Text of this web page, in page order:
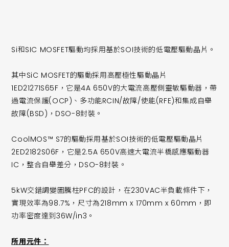
Si和SIC MOSFET驅動均採用基於SOI技術的低電壓驅動晶片。
其中SiC MOSFET的驅動採用高壓極性驅動晶片
1ED21271S65F，它是4A 650V的大電流高壓側靈敏驅動器，帶
過電流保護(OCP)、多功能RCIN/故障/使能(RFE)和集成自舉
故障(BSD)，DSO-8封裝。
CoolMOS™ S7的驅動採用基於SOI技術的低電壓驅動晶片
2ED2182S06F，它是2.5A 650V高速大電流半橋感應驅動器
IC，整合自舉差分，DSO-8封裝。
5kW交錯調變圖騰柱PFC的設計，在230VAC半負載條件下，
實現效率為98.7%，尺寸為218mm x 170mm x 60mm，即
功率密度達到36W/in3。
所用元件：